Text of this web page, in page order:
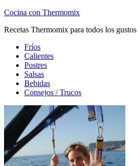
Cocina con Thermomix
Recetas Thermomix para todos los gustos
Fríos
Calientes
Postres
Salsas
Bebidas
Consejos / Trucos